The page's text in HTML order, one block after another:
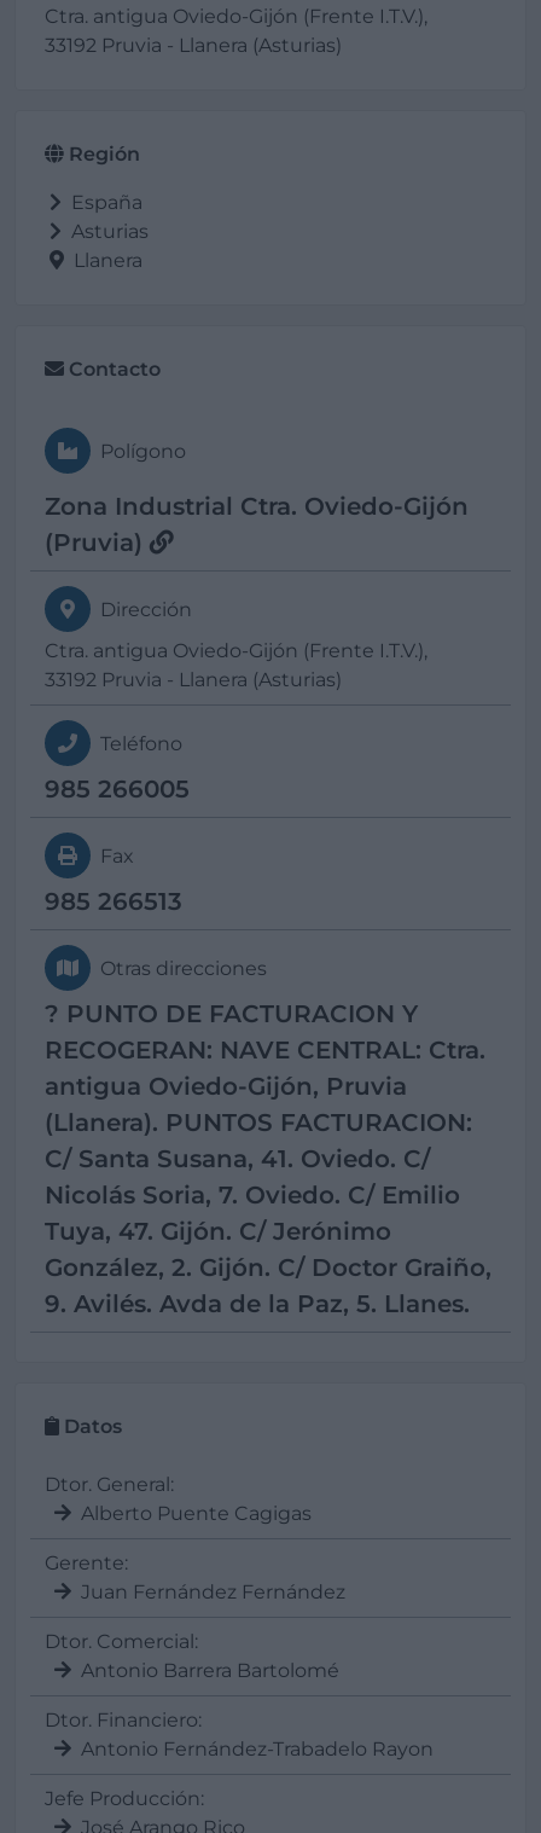
Ctra. antigua Oviedo-Gijón (Frente I.T.V.),
33192 Pruvia - Llanera (Asturias)
Región
España
Asturias
Llanera
Contacto
Polígono
Zona Industrial Ctra. Oviedo-Gijón
(Pruvia)
Dirección
Ctra. antigua Oviedo-Gijón (Frente I.T.V.),
33192 Pruvia - Llanera (Asturias)
Teléfono
985 266005
Fax
985 266513
Otras direcciones
? PUNTO DE FACTURACION Y
RECOGERAN: NAVE CENTRAL: Ctra.
antigua Oviedo-Gijón, Pruvia
(Llanera). PUNTOS FACTURACION:
C/ Santa Susana, 41. Oviedo. C/
Nicolás Soria, 7. Oviedo. C/ Emilio
Tuya, 47. Gijón. C/ Jerónimo
González, 2. Gijón. C/ Doctor Graiño,
9. Avilés. Avda de la Paz, 5. Llanes.
Datos
Dtor. General:
Alberto Puente Cagigas
Gerente:
Juan Fernández Fernández
Dtor. Comercial:
Antonio Barrera Bartolomé
Dtor. Financiero:
Antonio Fernández-Trabadelo Rayon
Jefe Producción:
José Arango Rico